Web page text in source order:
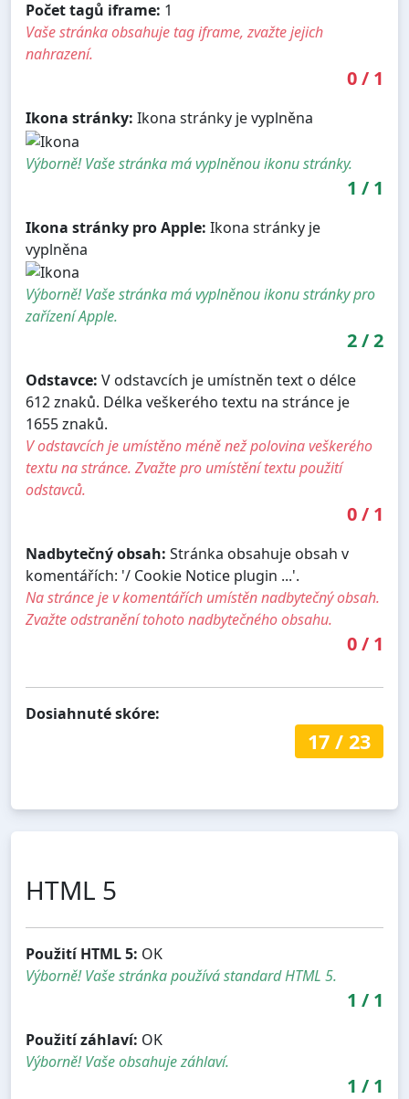
Počet tagů iframe: 1
Vaše stránka obsahuje tag iframe, zvažte jejich
nahrazení.
0/ 1
Ikona stránky: Ikona stránky je vyplněna
Výborně! Vaše stránka má vyplněnou ikonu stránky.
1 / 1
Ikona stránky pro Apple: Ikona stránky je
vyplněna
Výborně! Vaše stránka má vyplněnou ikonu stránky pro
zařízení Apple.
2/2
Odstavce: V odstavcích je umístněn text o délce
612 znaků. Délka veškerého textu na stránce je
1655 znaků.
V odstavcích je umístěno méně než polovina veškerého
textu na stránce. Zvažte pro umístění textu použití
odstavců.
0/ 1
Nadbytečný obsah: Stránka obsahuje obsah v
komentářích: '/ Cookie Notice plugin ...'.
Na stránce je v komentářích umístěn nadbytečný obsah.
Zvažte odstranění tohoto nadbytečného obsahu.
0/ 1
Dosiahnuté skóre:
17/ 23
HTML 5
Použití HTML 5: OK
Výborně! Vaše stránka používá standard HTML 5.
1 / 1
Použití záhlaví: OK
Výborně! Vaše obsahuje záhlaví.
1 / 1